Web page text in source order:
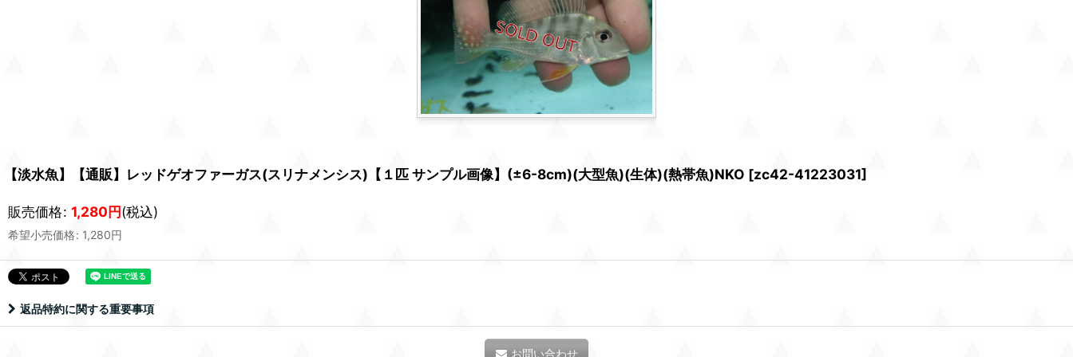
【淡水魚】【通販】レッドゲオファーガス(スリナメンシス)【１匹 サンプル画像】(±6-8cm)(大型魚)(生体)(熱帯魚)NKO [zc42-41223031]
販売価格: 1,280円(税込)
希望小売価格: 1,280円
返品特約に関する重要事項
お問い合わせ